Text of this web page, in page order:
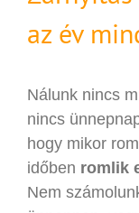
az év
Nálunk nincs
nincs
hogy mikor
időben romlik
Nem